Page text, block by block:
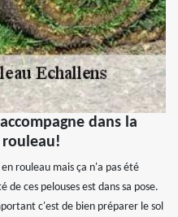
dans la
rouleau mais ça n'a pas été
de ces pelouses est dans sa pose.
c'est de bien préparer le sol